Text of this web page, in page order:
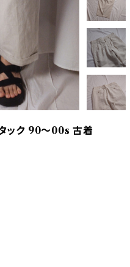
ック 90～00s 古着